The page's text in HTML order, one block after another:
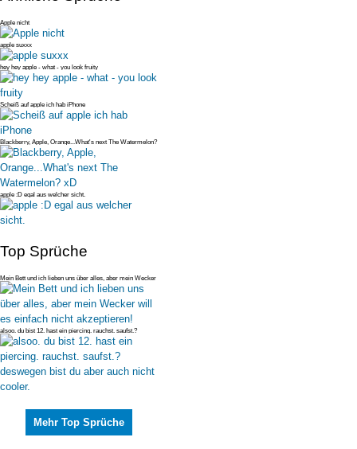
Apple nicht
apple suxxx
hey hey apple - what - you look fruity
Scheiß auf apple ich hab iPhone
Blackberry, Apple, Orange...What's next The Watermelon?
xD
apple :D egal aus welcher sicht.
Top Sprüche
Mein Bett und ich lieben uns über alles, aber mein Wecker
will es einfac
alsoo. du bist 12. hast ein piercing. rauchst. saufst.?
deswegen bist du
Mehr Top Sprüche